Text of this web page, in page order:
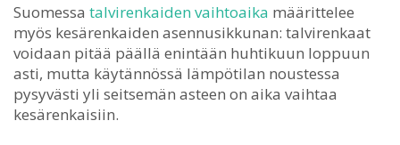
Suomessa talvirenkaiden vaihtoaika määrittelee
myös kesärenkaiden asennusikkunan: talvirenkaat
voidaan pitää päällä enintään huhtikuun loppuun
asti, mutta käytännössä lämpötilan noustessa
pysyvästi yli seitsemän asteen on aika vaihtaa
kesärenkaisiin.